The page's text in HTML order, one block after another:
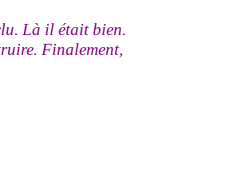
Là il était bien.
Finalement,